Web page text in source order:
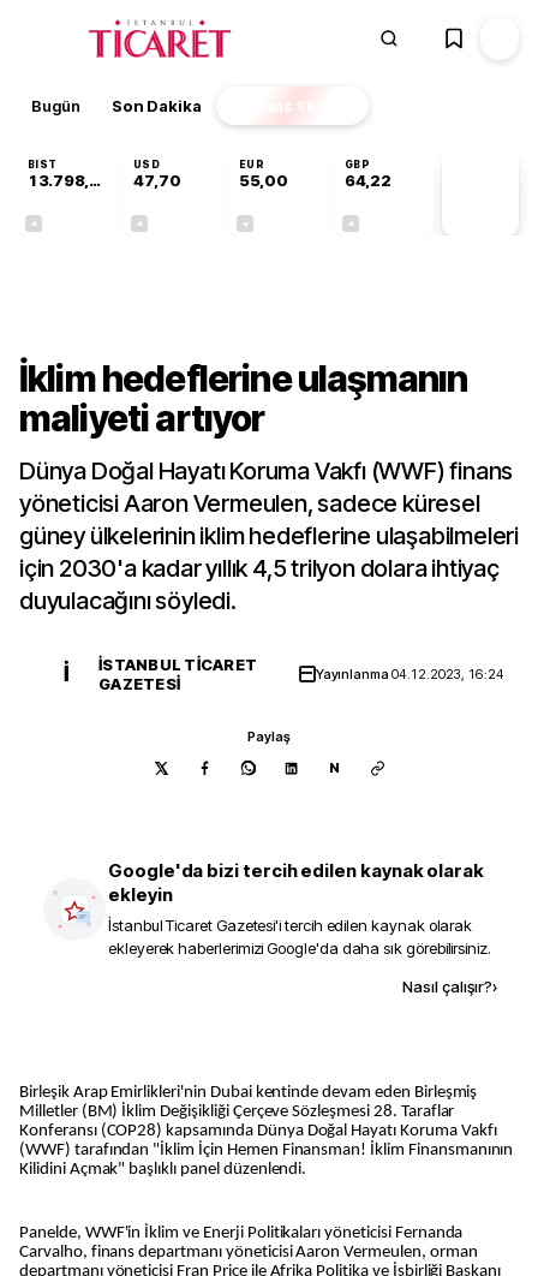
Bugün Son Dakika Finans EKSTRA
BIST
13.798,82
USD
47,70
EUR
55,00
GBP
64,22
İklim hedeflerine ulaşmanın
maliyeti artıyor
Dünya Doğal Hayatı Koruma Vakfı (WWF) finans
yöneticisi Aaron Vermeulen, sadece küresel
güney ülkelerinin iklim hedeflerine ulaşabilmeleri
için 2030'a kadar yıllık 4,5 trilyon dolara ihtiyaç
duyulacağını söyledi.
İ
İSTANBUL TICARET
GAZETESI
Yayınlanma04.12.2023, 16:24
Paylaş
N
Google'da bizi tercih edilen kaynak olarak
ekleyin
İstanbul Ticaret Gazetesi'i tercih edilen kaynak olarak
ekleyerek haberlerimizi Google'da daha sık görebilirsiniz.
Nasıl çalışır?›
Birleşik Arap Emirlikleri'nin Dubai kentinde devam eden Birleşmiş
Milletler (BM) İklim Değişikliği Çerçeve Sözleşmesi 28. Taraflar
Konferansı (COP28) kapsamında Dünya Doğal Hayatı Koruma Vakfı
(WWF) tarafından "İklim İçin Hemen Finansman! İklim Finansmanının
Kilidini Açmak" başlıklı panel düzenlendi.
Panelde, WWF'in İklim ve Enerji Politikaları yöneticisi Fernanda
Carvalho, finans departmanı yöneticisi Aaron Vermeulen, orman
departmanı yöneticisi Fran Price ile Afrika Politika ve İşbirliği Başkanı